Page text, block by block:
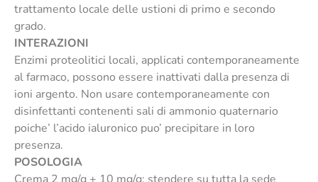
trattamento locale delle ustioni di primo e secondo
grado.
INTERAZIONI
Enzimi proteolitici locali, applicati contemporaneamente
al farmaco, possono essere inattivati dalla presenza di
ioni argento. Non usare contemporaneamente con
disinfettanti contenenti sali di ammonio quaternario
poiche’ l’acido ialuronico puo’ precipitare in loro
presenza.
POSOLOGIA